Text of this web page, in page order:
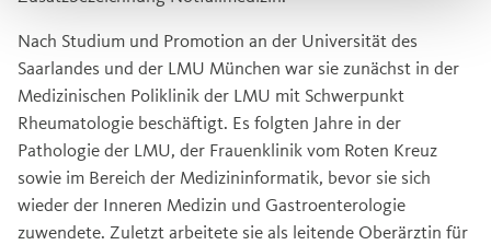
Nach Studium und Promotion an der Universität des
Saarlandes und der LMU München war sie zunächst in der
Medizinischen Poliklinik der LMU mit Schwerpunkt
Rheumatologie beschäftigt. Es folgten Jahre in der
Pathologie der LMU, der Frauenklinik vom Roten Kreuz
sowie im Bereich der Medizininformatik, bevor sie sich
wieder der Inneren Medizin und Gastroenterologie
zuwendete. Zuletzt arbeitete sie als leitende Oberärztin für